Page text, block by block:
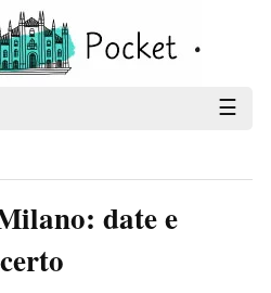
☰
date e